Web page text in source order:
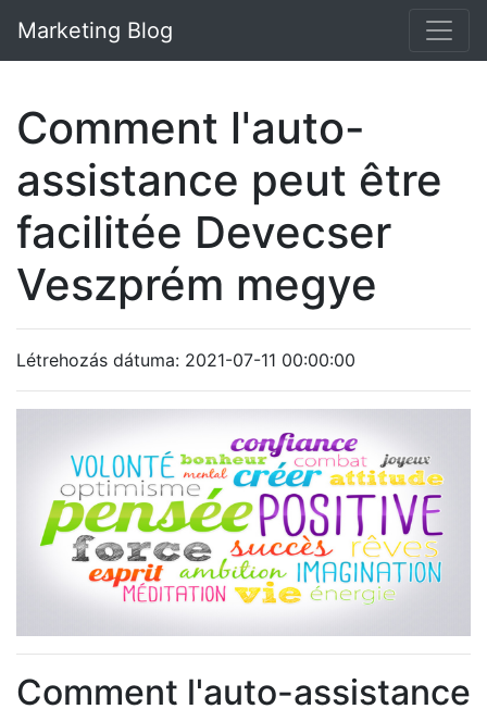
Marketing Blog
Comment l'auto-
assistance peut être
facilitée Devecser
Veszprém megye
Létrehozás dátuma: 2021-07-11 00:00:00
Comment l'auto-assistance